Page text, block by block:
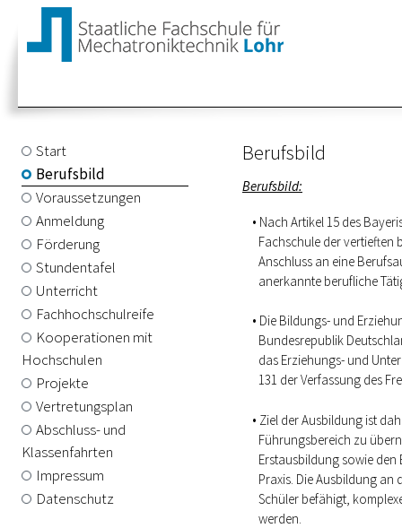
Berufsbild
Berufsbild:
Nach Artikel 15 des
Fachschule der
Anschluss an eine
anerkannte berufliche
Die Bildungs- und
Bundesrepublik
das Erziehungs- und
131 der Verfassung des
Ziel der Ausbildung ist
Führungsbereich zu
Erstausbildung sowie
Praxis. Die Ausbildung an
Schüler befähigt,
werden.
Start
Berufsbild
Voraussetzungen
Anmeldung
Förderung
Stundentafel
Unterricht
Fachhochschulreife
Kooperationen mit
Hochschulen
Projekte
Vertretungsplan
Abschluss- und
Klassenfahrten
Impressum
Datenschutz